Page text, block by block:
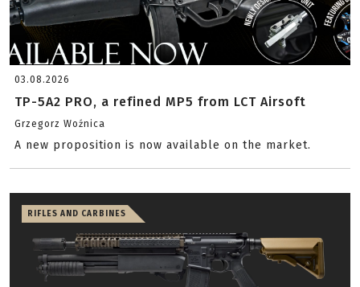
03.08.2026
TP-5A2 PRO, a refined MP5 from LCT Airsoft
Grzegorz Woźnica
A new proposition is now available on the market.
RIFLES AND CARBINES